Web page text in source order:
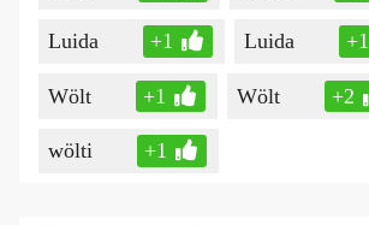
Luida +1 Luida +1
Wölt +1 Wölt +2
wölti +1